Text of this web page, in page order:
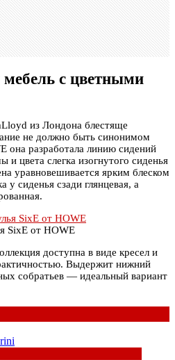
с цветными
из Лондона блестяще
не должно быть синонимом
она разработала линию сидений
и цвета слегка изогнутого сиденья
уравновешивается ярким блеском
у сиденья сзади глянцевая, а
SixE от HOWE
доступна в виде кресел и
Выдержит нижний
собратьев — идеальный вариант